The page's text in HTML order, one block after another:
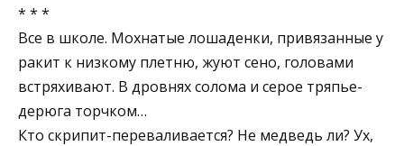
* * *
Все в школе. Мохнатые лошаденки, привязанные у
ракит к низкому плетню, жуют сено, головами
встряхивают. В дровнях солома и серое тряпье-
дерюга торчком…
Кто скрипит-переваливается? Не медведь ли? Ух,